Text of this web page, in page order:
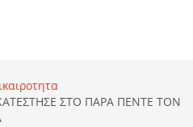
ΣΤΟ ΠΑΡΑ ΠΕΝΤΕ ΤΟΝ